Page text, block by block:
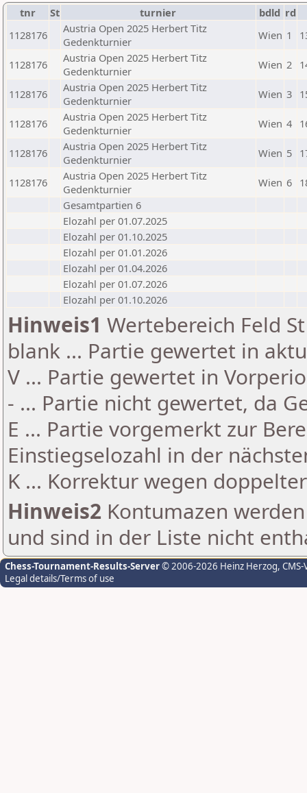
tnr St turnier bdld rd
1128176
Austria Open 2025 Herbert Titz
Gedenkturnier
Wien 1
1128176
Austria Open 2025 Herbert Titz
Gedenkturnier
Wien 2
1128176
Austria Open 2025 Herbert Titz
Gedenkturnier
Wien 3
1128176
Austria Open 2025 Herbert Titz
Gedenkturnier
Wien 4
1128176
Austria Open 2025 Herbert Titz
Gedenkturnier
Wien 5
1128176
Austria Open 2025 Herbert Titz
Gedenkturnier
Wien 6
Gesamtpartien 6
Elozahl per 01.07.2025
Elozahl per 01.10.2025
Elozahl per 01.01.2026
Elozahl per 01.04.2026
Elozahl per 01.07.2026
Elozahl per 01.10.2026
Hinweis1 Wertebereich Feld
blank ... Partie gewertet in
V ... Partie gewertet in
- ... Partie nicht gewertet, da
E ... Partie vorgemerkt zur
Einstiegselozahl in der
K ... Korrektur wegen
Hinweis2 Kontumazen
und sind in der Liste nicht
Chess-Tournament-Results-Server© 2006-2026 Heinz Herzog,
Legal details/Terms of use